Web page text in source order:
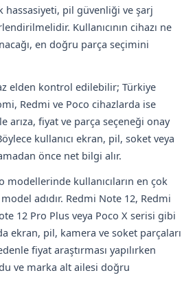
hassasiyeti, pil güvenliği ve şarj
Kullanıcının cihazı ne
en doğru parça seçimini
elden kontrol edilebilir; Türkiye
Redmi ve Poco cihazlarda ise
arıza, fiyat ve parça seçeneği onay
kullanıcı ekran, pil, soket veya
önce net bilgi alır.
modellerinde kullanıcıların en çok
adıdır. Redmi Note 12, Redmi
12 Pro Plus veya Poco X serisi gibi
ekran, pil, kamera ve soket parçaları
fiyat araştırması yapılırken
ve marka alt ailesi doğru